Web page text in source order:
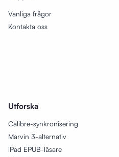
Vanliga frågor
Kontakta oss
Utforska
Calibre-synkronisering
Marvin 3-alternativ
iPad EPUB-läsare